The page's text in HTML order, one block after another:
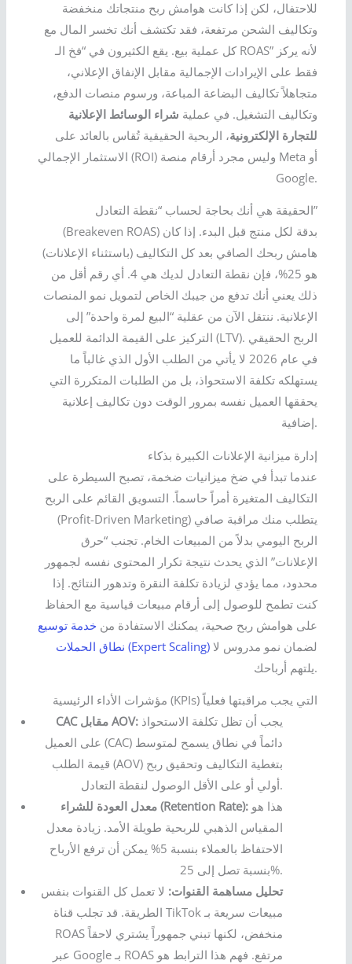
للاحتفال، لكن إذا كانت هوامش ربح منتجاتك منخفضة
وتكاليف الشحن مرتفعة، فقد تكتشف أنك تخسر المال مع
كل عملية بيع. يقع الكثيرون في “فخ الـ ROAS” لأنه يركز
فقط على الإيرادات الإجمالية مقابل الإنفاق الإعلاني،
متجاهلاً تكاليف البضاعة المباعة، ورسوم منصات الدفع،
وتكاليف التشغيل. في عملية شراء الوسائط الإعلانية
للتجارة الإلكترونية، الربحية الحقيقية تُقاس بالعائد على
الاستثمار الإجمالي (ROI) وليس مجرد أرقام منصة Meta أو
Google.
الحقيقة هي أنك بحاجة لحساب “نقطة التعادل”
(Breakeven ROAS) بدقة لكل منتج قبل البدء. إذا كان
هامش ربحك الصافي بعد كل التكاليف (باستثناء الإعلانات)
هو 25%، فإن نقطة التعادل لديك هي 4. أي رقم أقل من
ذلك يعني أنك تدفع من جيبك الخاص لتمويل نمو المنصات
الإعلانية. ننتقل الآن من عقلية “البيع لمرة واحدة” إلى
التركيز على القيمة الدائمة للعميل (LTV). الربح الحقيقي
في عام 2026 لا يأتي من الطلب الأول الذي غالباً ما
يستهلكه تكلفة الاستحواذ، بل من الطلبات المتكررة التي
يحققها العميل نفسه بمرور الوقت دون تكاليف إعلانية
إضافية.
إدارة ميزانية الإعلانات الكبيرة بذكاء
عندما تبدأ في ضخ ميزانيات ضخمة، تصبح السيطرة على
التكاليف المتغيرة أمراً حاسماً. التسويق القائم على الربح
(Profit-Driven Marketing) يتطلب منك مراقبة صافي
الربح اليومي بدلاً من المبيعات الخام. تجنب “حرق
الإعلانات” الذي يحدث نتيجة تكرار المحتوى نفسه لجمهور
محدود، مما يؤدي لزيادة تكلفة النقرة وتدهور النتائج. إذا
كنت تطمح للوصول إلى أرقام مبيعات قياسية مع الحفاظ
على هوامش ربح صحية، يمكنك الاستفادة من خدمة توسيع
نطاق الحملات (Expert Scaling)لضمان نمو مدروس لا
يلتهم أرباحك.
مؤشرات الأداء الرئيسية (KPIs) التي يجب مراقبتها فعلياً
CAC مقابل AOV:يجب أن تظل تكلفة الاستحواذ
على العميل (CAC) دائماً في نطاق يسمح لمتوسط
قيمة الطلب (AOV) بتغطية التكاليف وتحقيق ربح
أولي أو على الأقل الوصول لنقطة التعادل.
معدل العودة للشراء (Retention Rate):هذا هو
المقياس الذهبي للربحية طويلة الأمد. زيادة معدل
الاحتفاظ بالعملاء بنسبة 5% يمكن أن ترفع الأرباح
بنسبة تصل إلى 25%.
تحليل مساهمة القنوات: لا تعمل كل القنوات بنفس
الطريقة. قد تجلب قناة TikTok مبيعات سريعة بـ
ROAS منخفض، لكنها تبني جمهوراً يشتري لاحقاً
عبر Google بـ ROAS مرتفع. فهم هذا الترابط هو